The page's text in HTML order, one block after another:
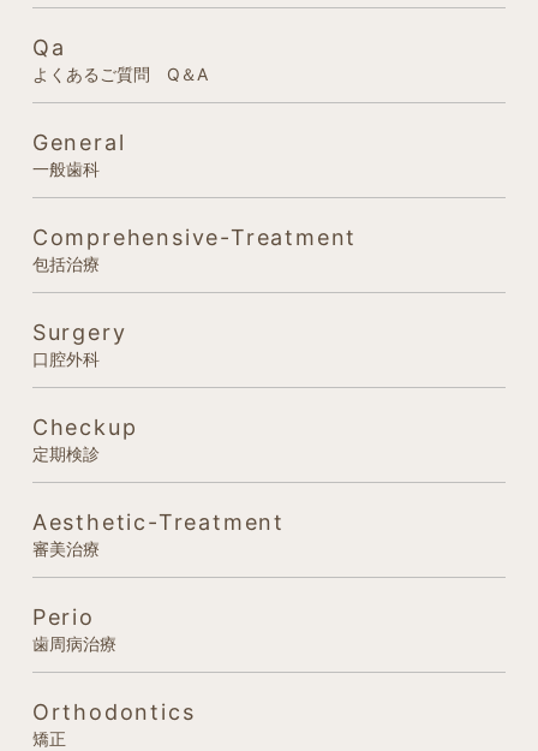
Qa
よくあるご質問 Q＆A
General
一般歯科
Comprehensive-Treatment
包括治療
Surgery
口腔外科
Checkup
定期検診
Aesthetic-Treatment
審美治療
Perio
歯周病治療
Orthodontics
矯正